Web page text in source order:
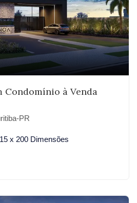
à Venda
PR
15 x 200 Dimensões